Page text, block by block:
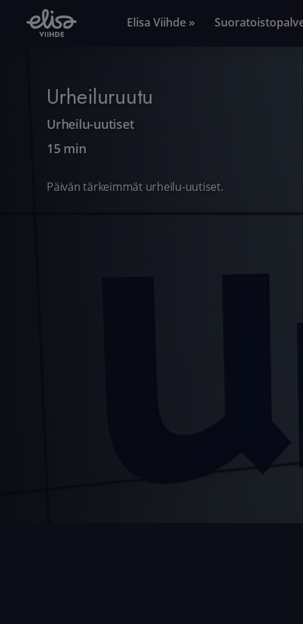
Elisa Viihde »
Urheiluruutu
Urheilu-uutiset
15 min
Päivän tärkeimmät urheilu-uutiset.